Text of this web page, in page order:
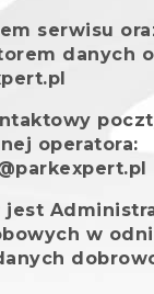
serwisu
danych
operatora:
jest
w